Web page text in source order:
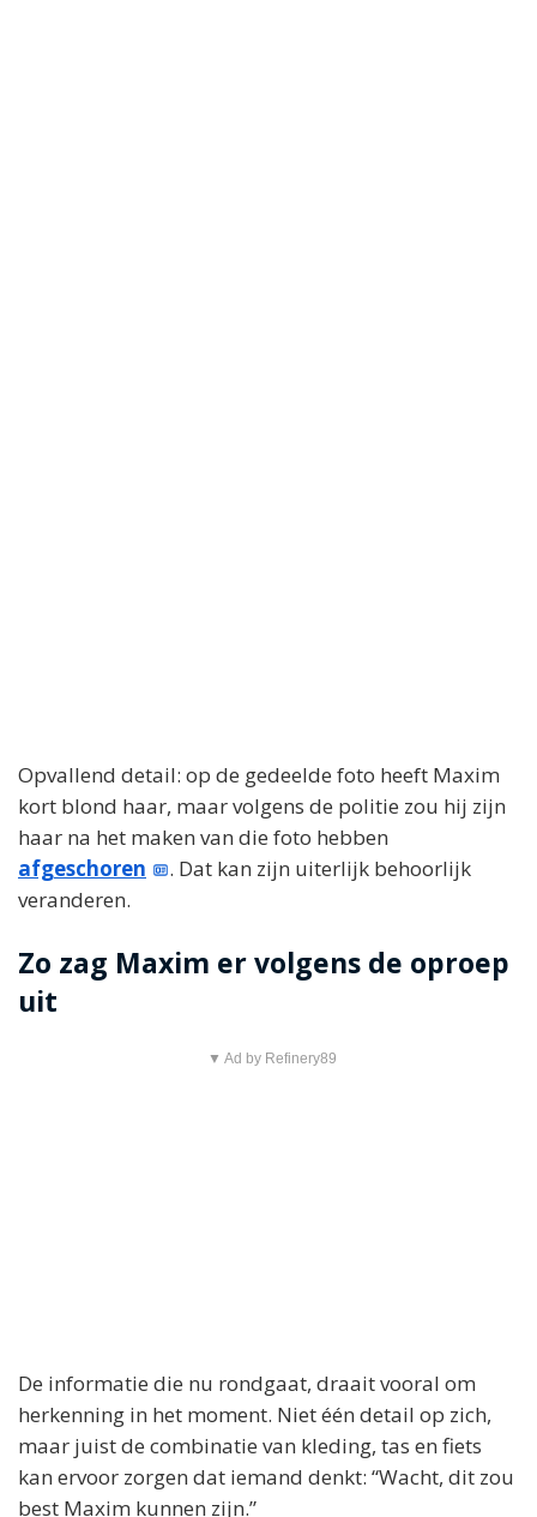
Opvallend detail: op de gedeelde foto heeft Maxim
kort blond haar, maar volgens de politie zou hij zijn
haar na het maken van die foto hebben
afgeschoren
. Dat kan zijn uiterlijk behoorlijk
veranderen.
Zo zag Maxim er volgens de oproep
uit
▼ Ad by Refinery89
De informatie die nu rondgaat, draait vooral om
herkenning in het moment. Niet één detail op zich,
maar juist de combinatie van kleding, tas en fiets
kan ervoor zorgen dat iemand denkt: “Wacht, dit zou
best Maxim kunnen zijn.”